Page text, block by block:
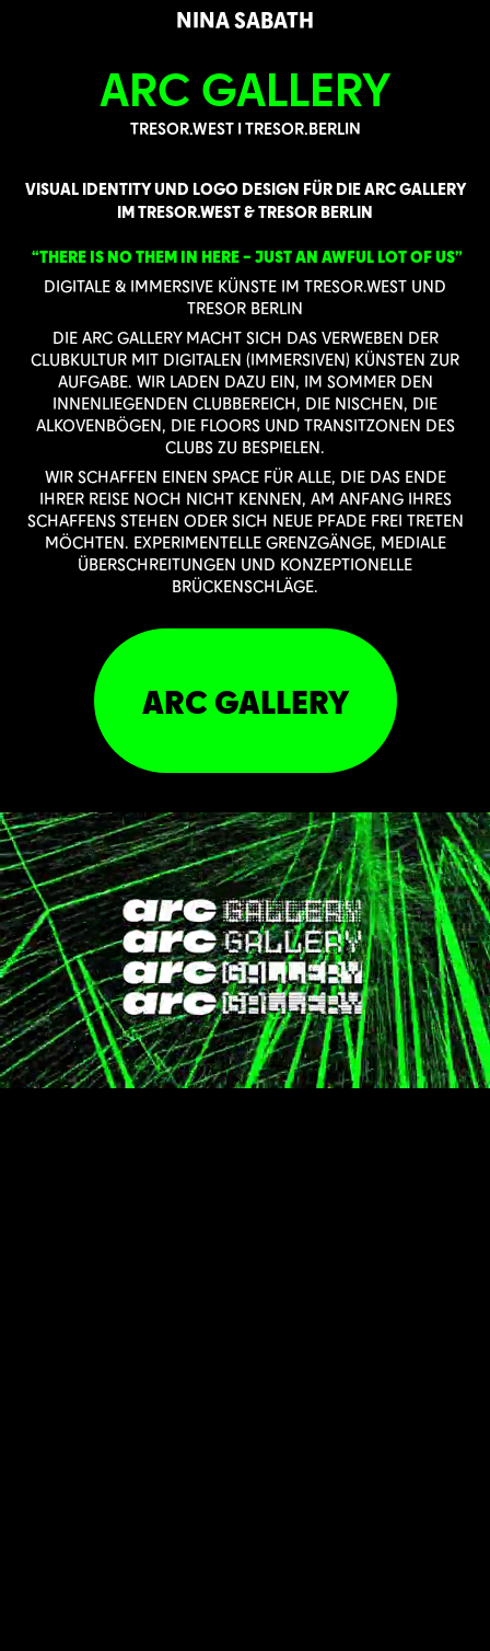
NINA SABATH
ARC GALLERY
TRESOR.WEST I TRESOR.BERLIN
VISUAL IDENTITY UND LOGO DESIGN FÜR DIE ARC GALLERY
IM TRESOR.WEST & TRESOR BERLIN
“THERE IS NO THEM IN HERE – JUST AN AWFUL LOT OF US”
DIGITALE & IMMERSIVE KÜNSTE IM TRESOR.WEST UND
TRESOR BERLIN
DIE ARC GALLERY MACHT SICH DAS VERWEBEN DER
CLUBKULTUR MIT DIGITALEN (IMMERSIVEN) KÜNSTEN ZUR
AUFGABE. WIR LADEN DAZU EIN, IM SOMMER DEN
INNENLIEGENDEN CLUBBEREICH, DIE NISCHEN, DIE
ALKOVENBÖGEN, DIE FLOORS UND TRANSITZONEN DES
CLUBS ZU BESPIELEN.
WIR SCHAFFEN EINEN SPACE FÜR ALLE, DIE DAS ENDE
IHRER REISE NOCH NICHT KENNEN, AM ANFANG IHRES
SCHAFFENS STEHEN ODER SICH NEUE PFADE FREI TRETEN
MÖCHTEN. EXPERIMENTELLE GRENZGÄNGE, MEDIALE
ÜBERSCHREITUNGEN UND KONZEPTIONELLE
BRÜCKENSCHLÄGE.
ARC GALLERY